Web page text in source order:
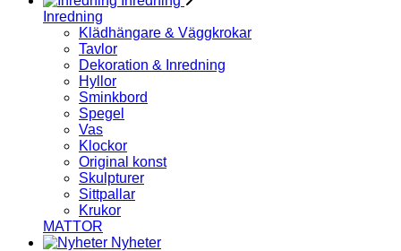
Inredning
Klädhängare & Väggkrokar
Tavlor
Dekoration & Inredning
Hyllor
Sminkbord
Spegel
Vas
Klockor
Original konst
Skulpturer
Sittpallar
Krukor
MATTOR
Nyheter